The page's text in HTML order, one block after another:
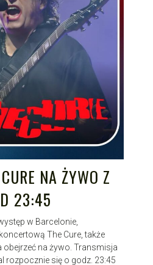
NA ŻYWO Z
23:45
w Barcelonie,
The Cure, także
obejrzeć na żywo. Transmisja
rozpocznie się o godz. 23:45